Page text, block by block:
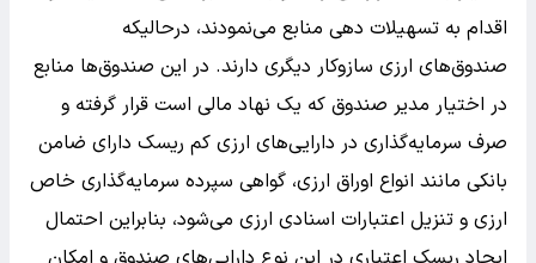
اقدام به تسهیلات دهی منابع می‌نمودند، درحالیکه
صندوق‌های ارزی سازوکار دیگری دارند. در این صندوق‌ها منابع
در اختیار مدیر صندوق که یک نهاد مالی است قرار گرفته و
صرف سرمایه‌گذاری در دارایی‌های ارزی کم ریسک دارای ضامن
بانکی مانند انواع اوراق ارزی، گواهی سپرده سرمایه‌گذاری خاص
ارزی و تنزیل اعتبارات اسنادی ارزی می‌شود، بنابراین احتمال